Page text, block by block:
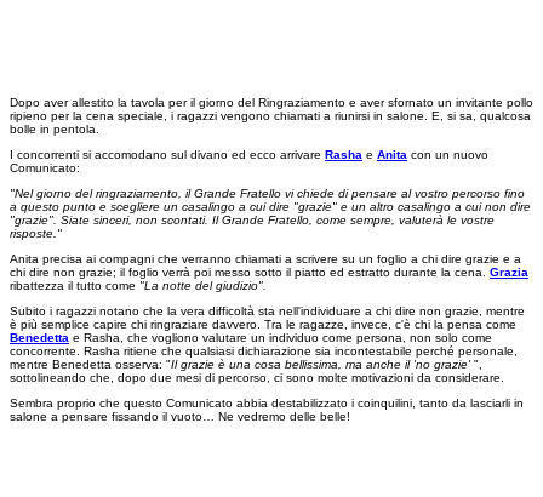
Dopo aver allestito la tavola per il giorno del Ringraziamento e aver sfornato un invitante pollo
ripieno per la cena speciale, i ragazzi vengono chiamati a riunirsi in salone. E, si sa, qualcosa
bolle in pentola.
I concorrenti si accomodano sul divano ed ecco arrivare Rasha e Anita con un nuovo
Comunicato:
"Nel giorno del ringraziamento, il Grande Fratello vi chiede di pensare al vostro percorso fino
a questo punto e scegliere un casalingo a cui dire "grazie" e un altro casalingo a cui non dire
"grazie". Siate sinceri, non scontati. Il Grande Fratello, come sempre, valuterà le vostre
risposte."
Anita precisa ai compagni che verranno chiamati a scrivere su un foglio a chi dire grazie e a
chi dire non grazie; il foglio verrà poi messo sotto il piatto ed estratto durante la cena. Grazia
ribattezza il tutto come "La notte del giudizio".
Subito i ragazzi notano che la vera difficoltà sta nell'individuare a chi dire non grazie, mentre
è più semplice capire chi ringraziare davvero. Tra le ragazze, invece, c'è chi la pensa come
Benedetta e Rasha, che vogliono valutare un individuo come persona, non solo come
concorrente. Rasha ritiene che qualsiasi dichiarazione sia incontestabile perché personale,
mentre Benedetta osserva: "Il grazie è una cosa bellissima, ma anche il 'no grazie' ",
sottolineando che, dopo due mesi di percorso, ci sono molte motivazioni da considerare.
Sembra proprio che questo Comunicato abbia destabilizzato i coinquilini, tanto da lasciarli in
salone a pensare fissando il vuoto… Ne vedremo delle belle!